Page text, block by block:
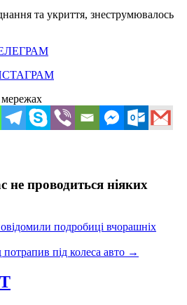
та укриття, знеструмювалось
мережах
не проводиться ніяких
подробиці вчорашніх
під колеса авто →